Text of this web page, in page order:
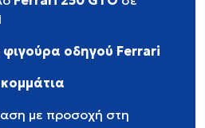
φιγούρα οδηγού Ferrari
με προσοχή στη